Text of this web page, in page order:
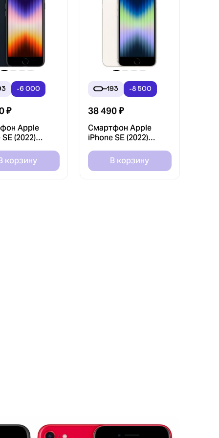
-6 000
₽
Apple
(2022)
корзину
193 -8 500
38 490₽
Смартфон Apple
iPhone SE (2022)
(Без RuStore)
В корзину